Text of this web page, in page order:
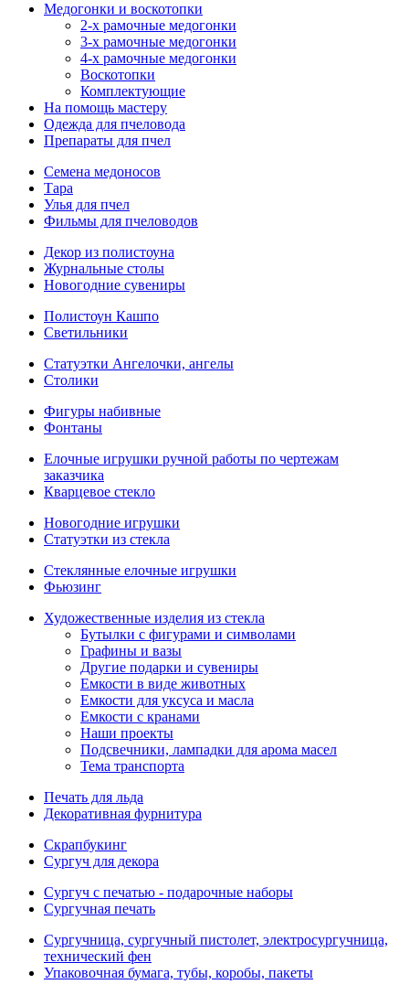
Медогонки и воскотопки
2-х рамочные медогонки
3-х рамочные медогонки
4-х рамочные медогонки
Воскотопки
Комплектующие
На помощь мастеру
Одежда для пчеловода
Препараты для пчел
Семена медоносов
Тара
Улья для пчел
Фильмы для пчеловодов
Декор из полистоуна
Журнальные столы
Новогодние сувениры
Полистоун Кашпо
Светильники
Статуэтки Ангелочки, ангелы
Столики
Фигуры набивные
Фонтаны
Елочные игрушки ручной работы по чертежам
заказчика
Кварцевое стекло
Новогодние игрушки
Статуэтки из стекла
Стеклянные елочные игрушки
Фьюзинг
Художественные изделия из стекла
Бутылки с фигурами и символами
Графины и вазы
Другие подарки и сувениры
Емкости в виде животных
Емкости для уксуса и масла
Емкости с кранами
Наши проекты
Подсвечники, лампадки для арома масел
Тема транспорта
Печать для льда
Декоративная фурнитура
Скрапбукинг
Сургуч для декора
Сургуч с печатью - подарочные наборы
Сургучная печать
Сургучница, сургучный пистолет, электросургучница,
технический фен
Упаковочная бумага, тубы, коробы, пакеты